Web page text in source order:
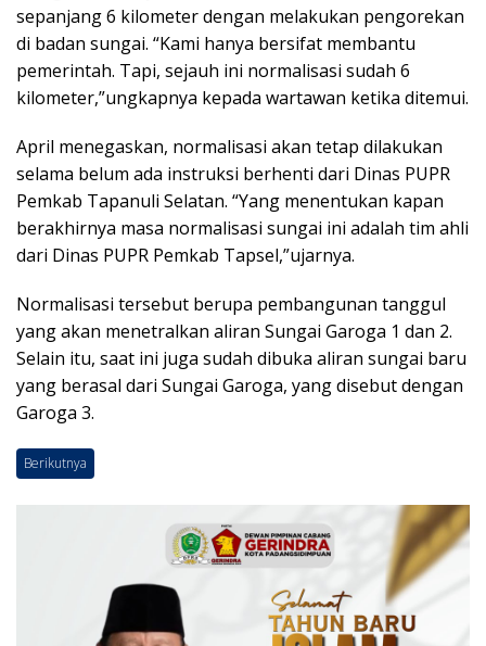
sepanjang 6 kilometer dengan melakukan pengorekan
di badan sungai. “Kami hanya bersifat membantu
pemerintah. Tapi, sejauh ini normalisasi sudah 6
kilometer,”ungkapnya kepada wartawan ketika ditemui.
April menegaskan, normalisasi akan tetap dilakukan
selama belum ada instruksi berhenti dari Dinas PUPR
Pemkab Tapanuli Selatan. “Yang menentukan kapan
berakhirnya masa normalisasi sungai ini adalah tim ahli
dari Dinas PUPR Pemkab Tapsel,”ujarnya.
Normalisasi tersebut berupa pembangunan tanggul
yang akan menetralkan aliran Sungai Garoga 1 dan 2.
Selain itu, saat ini juga sudah dibuka aliran sungai baru
yang berasal dari Sungai Garoga, yang disebut dengan
Garoga 3.
Berikutnya